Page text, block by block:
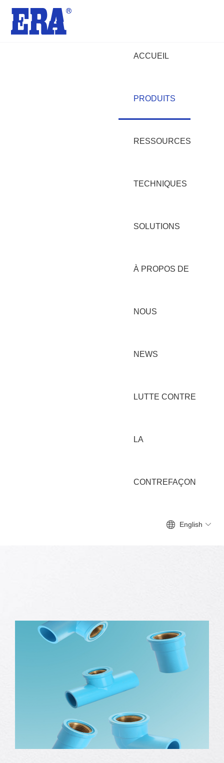
ACCUEIL
PRODUITS
RESSOURCES
TECHNIQUES
SOLUTIONS
À PROPOS DE
NOUS
NEWS
LUTTE CONTRE
LA
CONTREFAÇON
English